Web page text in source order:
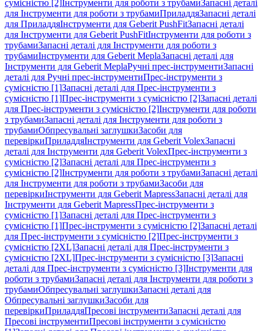
сумісністю [2]Інструменти для роботи з трубамиЗапасні деталі
для Інструменти для роботи з трубамиПриладдяЗапасні деталі
для ПриладдяІнструменти для Geberit PushFitЗапасні деталі
для Інструменти для Geberit PushFitІнструменти для роботи з
трубамиЗапасні деталі для Інструменти для роботи з
трубамиІнструменти для Geberit MeplaЗапасні деталі для
Інструменти для Geberit MeplaРучні прес-інструментиЗапасні
деталі для Ручні прес-інструментиПрес-інструменти з
сумісністю [1]Запасні деталі для Прес-інструменти з
сумісністю [1]Прес-інструменти з сумісністю [2]Запасні деталі
для Прес-інструменти з сумісністю [2]Інструменти для роботи
з трубамиЗапасні деталі для Інструменти для роботи з
трубамиОбпресувальні заглушкиЗасоби для
перевіркиПриладдяІнструменти для Geberit VolexЗапасні
деталі для Інструменти для Geberit VolexПрес-інструменти з
сумісністю [2]Запасні деталі для Прес-інструменти з
сумісністю [2]Інструменти для роботи з трубамиЗапасні деталі
для Інструменти для роботи з трубамиЗасоби для
перевіркиІнструменти для Geberit MapressЗапасні деталі для
Інструменти для Geberit MapressПрес-інструменти з
сумісністю [1]Запасні деталі для Прес-інструменти з
сумісністю [1]Прес-інструменти з сумісністю [2]Запасні деталі
для Прес-інструменти з сумісністю [2]Прес-інструменти з
сумісністю [2XL]Запасні деталі для Прес-інструменти з
сумісністю [2XL]Прес-інструменти з сумісністю [3]Запасні
деталі для Прес-інструменти з сумісністю [3]Інструменти для
роботи з трубамиЗапасні деталі для Інструменти для роботи з
трубамиОбпресувальні заглушкиЗапасні деталі для
Обпресувальні заглушкиЗасоби для
перевіркиПриладдяПресові інструментиЗапасні деталі для
Пресові інструментиПресові інструменти з сумісністю